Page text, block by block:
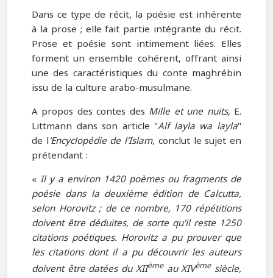
Dans ce type de récit, la poésie est inhérente
à la prose ; elle fait partie intégrante du récit.
Prose et poésie sont intimement liées. Elles
forment un ensemble cohérent, offrant ainsi
une des caractéristiques du conte maghrébin
issu de la culture arabo-musulmane.
A propos des contes des Mille et une nuits,E.
Littmann dans son article "Alf layla wa layla"
de l'Encyclopédie de l'Islam, conclut le sujet en
prétendant :
« Il y a environ 1420 poèmes ou fragments de
poésie dans la deuxième édition de Calcutta,
selon Horovitz ; de ce nombre, 170 répétitions
doivent être déduites, de sorte qu'il reste 1250
citations poétiques. Horovitz a pu prouver que
les citations dont il a pu découvrir les auteurs
doivent être datées du XIIèmeau XIVèmesiècle,